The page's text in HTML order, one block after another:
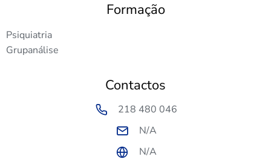
Formação
Psiquiatria
Grupanálise
Contactos
218 480 046
N/A
N/A